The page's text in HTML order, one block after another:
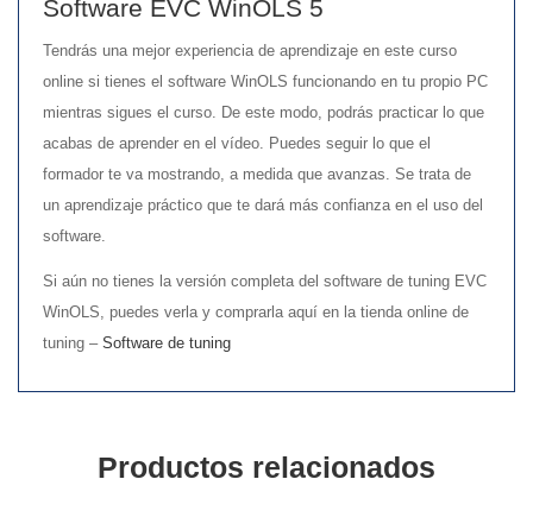
Software EVC WinOLS 5
Tendrás una mejor experiencia de aprendizaje en este curso
online si tienes el software WinOLS funcionando en tu propio PC
mientras sigues el curso. De este modo, podrás practicar lo que
acabas de aprender en el vídeo. Puedes seguir lo que el
formador te va mostrando, a medida que avanzas. Se trata de
un aprendizaje práctico que te dará más confianza en el uso del
software.
Si aún no tienes la versión completa del software de tuning EVC
WinOLS, puedes verla y comprarla aquí en la tienda online de
tuning – Software de tuning
Productos relacionados